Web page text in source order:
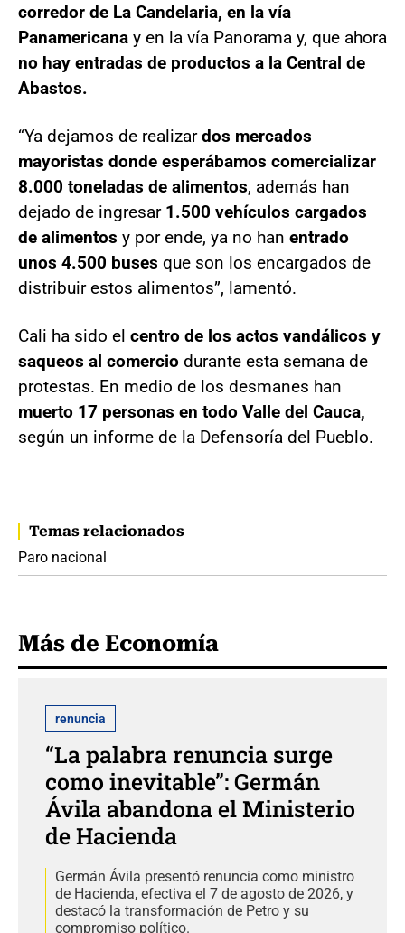
corredor de La Candelaria, en la vía
Panamericana y en la vía Panorama y, que ahora
no hay entradas de productos a la Central de
Abastos.
“Ya dejamos de realizardos mercados
mayoristas donde esperábamos comercializar
8.000 toneladas de alimentos, además han
dejado de ingresar 1.500 vehículos cargados
de alimentos y por ende, ya no han entrado
unos 4.500 buses que son los encargados de
distribuir estos alimentos”, lamentó.
Cali ha sido el centro de los actos vandálicos y
saqueos al comercio durante esta semana de
protestas. En medio de los desmanes han
muerto 17 personas en todo Valle del Cauca,
según un informe de la Defensoría del Pueblo.
Temas relacionados
Paro nacional
Más de Economía
renuncia
“La palabra renuncia surge
como inevitable”: Germán
Ávila abandona el Ministerio
de Hacienda
Germán Ávila presentó renuncia como ministro
de Hacienda, efectiva el 7 de agosto de 2026, y
destacó la transformación de Petro y su
compromiso político.